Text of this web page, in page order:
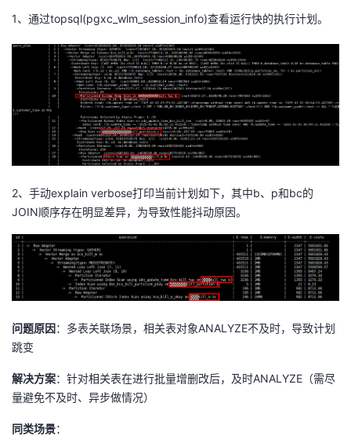
1、通过topsql(pgxc_wlm_session_info)查看运行快的执行计划。
2、手动explain verbose打印当前计划如下，其中b、 p和bc的
JOIN顺序存在明显差异，为导致性能抖动原因。
问题原因：多表关联场景，相关表对象ANALYZE不及时，导致计划
跳变
解决方案：针对相关表在进行批量增删改后，及时ANALYZE （需尽
量避免不及时、异步做情况）
同类场景：